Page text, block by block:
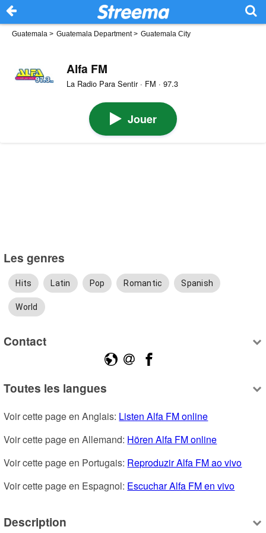
Guatemala > Guatemala Department> Guatemala City
Alfa FM
La Radio Para Sentir · FM · 97.3
Jouer
Les genres
Hits Latin Pop Romantic Spanish
World
Contact
Toutes les langues
Voir cette page en Anglais: Listen Alfa FM online
Voir cette page en Allemand: Hören Alfa FM online
Voir cette page en Portugais: Reproduzir Alfa FM ao vivo
Voir cette page en Espagnol: Escuchar Alfa FM en vivo
Description